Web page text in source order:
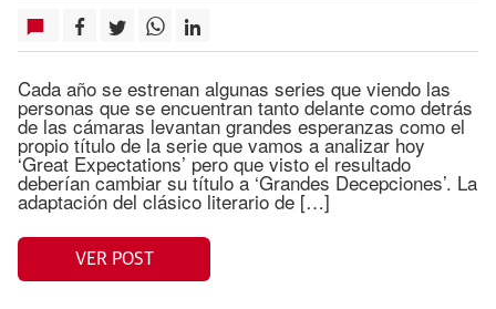
Cada año se estrenan algunas series que viendo las
personas que se encuentran tanto delante como detrás
de las cámaras levantan grandes esperanzas como el
propio título de la serie que vamos a analizar hoy
‘Great Expectations’ pero que visto el resultado
deberían cambiar su título a ‘Grandes Decepciones’. La
adaptación del clásico literario de […]
VER POST